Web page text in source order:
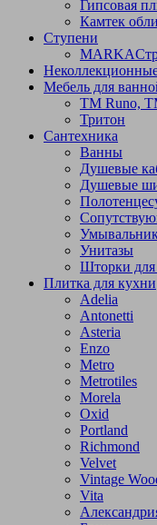
Гипсовая
Камтек
Ступени
Мебель для
TM Runo,
Тритон
Сантехника
Ванны
Душевые
Душевые
Унитазы
Шторки для
Плитка для кухни
Adelia
Antonetti
Asteria
Enzo
Metro
Metrotiles
Morela
Oxid
Portland
Richmond
Velvet
Vintage
Vita